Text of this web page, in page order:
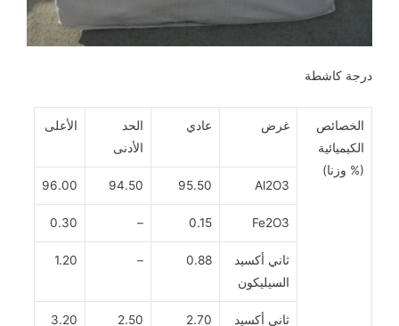
درجة كاشطة
الخصائص
الكيميائية
(% وزنا)
غرض عادي
الحد
الأدنى
الأعلى
Al2O3
95.50
94.50
96.00
Fe2O3
0.15
–
0.30
ثاني أكسيد
السيليكون
0.88
–
1.20
ثاني أكسيد 2.70
2.50
3.20